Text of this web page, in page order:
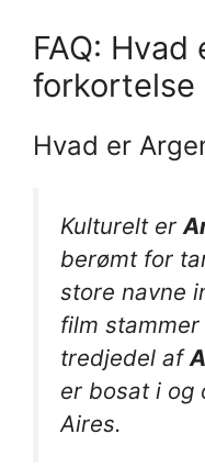
FAQ: Hvad
forkortelse
Hvad er
Kulturelt er
berømt for
store navne
film
tredjedel af
er bosat i og
Aires.